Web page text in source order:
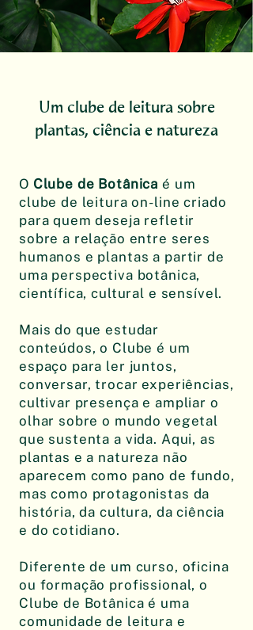
Um clube de leitura sobre
plantas, ciência e natureza
O Clube de Botânica é um
clube de leitura on-line criado
para quem deseja refletir
sobre a relação entre seres
humanos e plantas a partir de
uma perspectiva botânica,
científica, cultural e sensível.
Mais do que estudar
conteúdos, o Clube é um
espaço para ler juntos,
conversar, trocar experiências,
cultivar presença e ampliar o
olhar sobre o mundo vegetal
que sustenta a vida. Aqui, as
plantas e a natureza não
aparecem como pano de fundo,
mas como protagonistas da
história, da cultura, da ciência
e do cotidiano.
Diferente de um curso, oficina
ou formação profissional, o
Clube de Botânica é uma
comunidade de leitura e